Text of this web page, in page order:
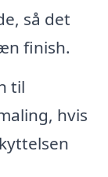
så det
finish.
til
hvis